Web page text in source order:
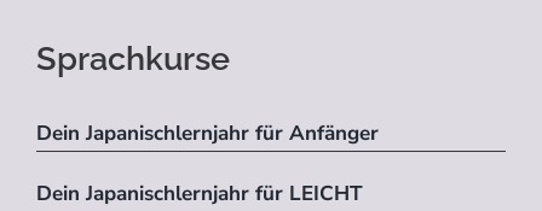
Sprachkurse
Dein Japanischlernjahr für Anfänger
Dein Japanischlernjahr für LEICHT